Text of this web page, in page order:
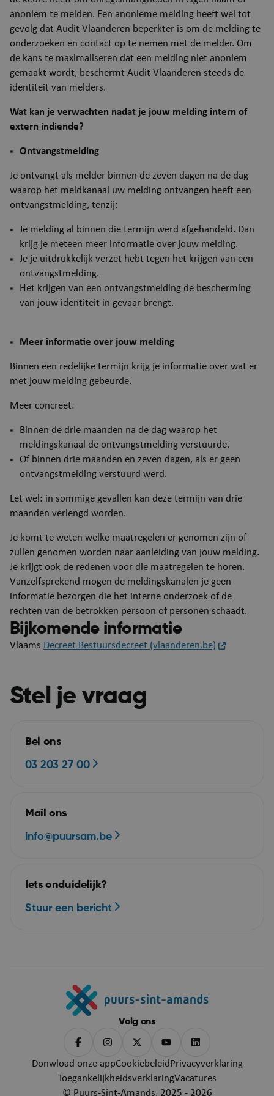
anoniem te melden. Een anonieme melding heeft wel tot
gevolg dat Audit Vlaanderen beperkter is om de melding te
onderzoeken en contact op te nemen met de melder. Om
de kans te maximaliseren dat een melding niet anoniem
gemaakt wordt, beschermt Audit Vlaanderen steeds de
identiteit van melders.
Wat kan je verwachten nadat je jouw melding intern of
extern indiende?
Ontvangstmelding
Je ontvangt als melder binnen de zeven dagen na de dag
waarop het meldkanaal uw melding ontvangen heeft een
ontvangstmelding, tenzij:
Je melding al binnen die termijn werd afgehandeld. Dan
krijg je meteen meer informatie over jouw melding.
Je je uitdrukkelijk verzet hebt tegen het krijgen van een
ontvangstmelding.
Het krijgen van een ontvangstmelding de bescherming
van jouw identiteit in gevaar brengt.
Meer informatie over jouw melding
Binnen een redelijke termijn krijg je informatie over wat er
met jouw melding gebeurde.
Meer concreet:
Binnen de drie maanden na de dag waarop het
meldingskanaal de ontvangstmelding verstuurde.
Of binnen drie maanden en zeven dagen, als er geen
ontvangstmelding verstuurd werd.
Let wel: in sommige gevallen kan deze termijn van drie
maanden verlengd worden.
Je komt te weten welke maatregelen er genomen zijn of
zullen genomen worden naar aanleiding van jouw melding.
Je krijgt ook de redenen voor die maatregelen te horen.
Vanzelfsprekend mogen de meldingskanalen je geen
informatie bezorgen die het interne onderzoek of de
rechten van de betrokken persoon of personen schaadt.
Bijkomende informatie
Vlaams Decreet Bestuursdecreet (vlaanderen.be)
Stel je vraag
Bel ons
03 203 27 00
Mail ons
info@puursam.be
Iets onduidelijk?
Stuur een bericht
Volg ons
Donwload onze appCookiebeleid Privacyverklaring
ToegankelijkheidsverklaringVacatures
© Puurs-Sint-Amands, 2025 - 2026
Functioneel
Strikt noodzakelijke cookies maken de
kernfunctionaliteiten van de website mogelijk, zoals
gebruikersaanmelding en accountbeheer. De
website kan niet goed worden gebruikt zonder de
strikt noodzakelijke cookies.
JSESSIONID
__RequestVerificationToken
Microsoft Corporation
amands.be
amands.be
ASP.NET_SessionId
Google Privacy Policy